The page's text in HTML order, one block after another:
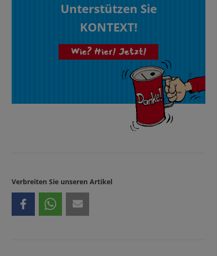
Unterstützen Sie
KONTEXT!
Wie? Hier! Jetzt!
Verbreiten Sie unseren Artikel